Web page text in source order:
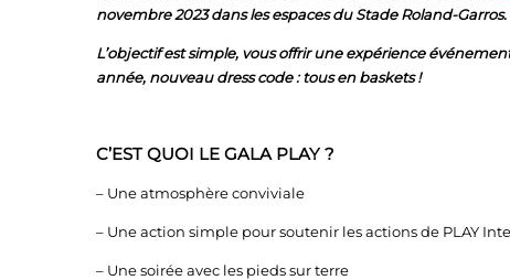
novembre 2023 dans les espaces du Stade Roland-Garros.
L’objectif est simple, vous offrir une expérience
année, nouveau dress code : tous en baskets !
C’EST QUOI LE GALA PLAY ?
– Une atmosphère conviviale
– Une action simple pour soutenir les actions de PLAY
– Une soirée avec les pieds sur terre